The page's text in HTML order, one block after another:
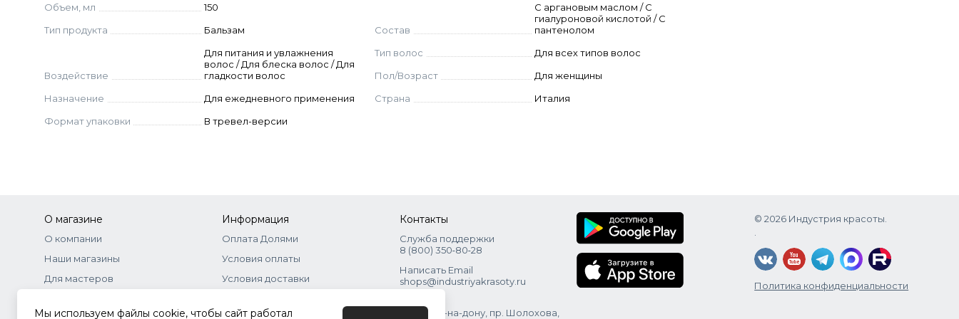
Acids, Soy Amino Acids, Hydrolyzed Hyaluronic Acid, Arginine Hcl, Threonine, Serine, Sodium Hyaluronate, Lactic
Объем, мл
150
Тип продукта
Бальзам
Воздействие
Для питания и увлажнения
волос / Для блеска волос / Для
гладкости волос
Назначение
Для ежедневного применения
Формат упаковки
В тревел-версии
Состав
С аргановым маслом / С
гиалуроновой кислотой / C
пантенолом
Тип волос
Для всех типов волос
Пол/Возраст
Для женщины
Страна
Италия
О магазине
О компании
Наши магазины
Для мастеров
Информация
Оплата Долями
Условия оплаты
Условия доставки
Контакты
Служба поддержки
8 (800) 350‑80‑28
Написать Email
shops@industriyakrasoty.ru
г. Ростов-на-дону, пр. Шолохова,
© 2026 Индустрия красоты.
.
Политика конфиденциальности
Мы используем файлы cookie, чтобы сайт работал